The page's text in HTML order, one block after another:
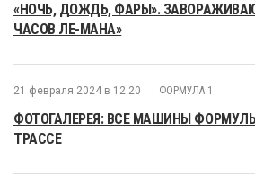
«НОЧЬ, ДОЖДЬ, ФАРЫ».
ЧАСОВ ЛЕ-МАНА»
21 февраля 2024 в 12:20 ФОРМУЛА 1
ФОТОГАЛЕРЕЯ: ВСЕ МАШИНЫ
ТРАССЕ